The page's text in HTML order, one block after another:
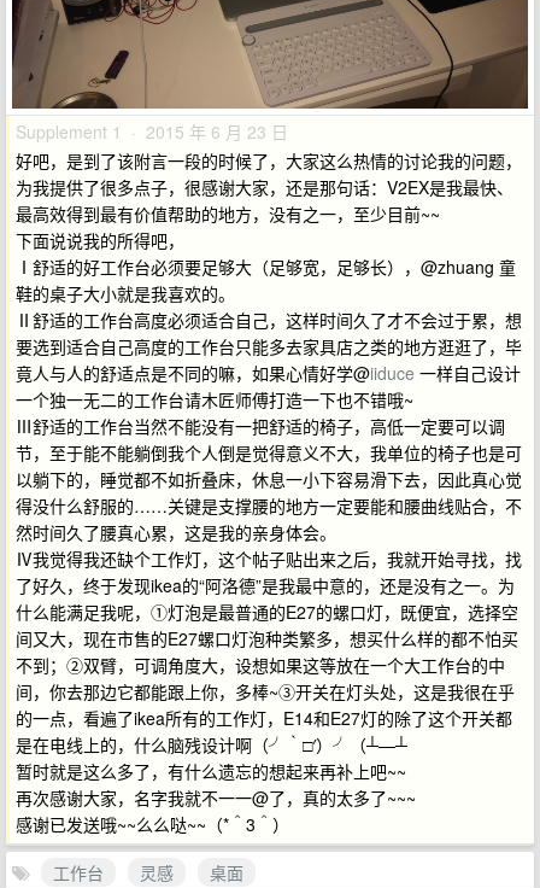
Supplement 1 · 2015 年 6 月 23 日
好吧，是到了该附言一段的时候了，大家这么热情的讨论我的问题，
为我提供了很多点子，很感谢大家，还是那句话：V2EX是我最快、
最高效得到最有价值帮助的地方，没有之一，至少目前~~
下面说说我的所得吧，
Ⅰ舒适的好工作台必须要足够大（足够宽，足够长），@zhuang 童
鞋的桌子大小就是我喜欢的。
Ⅱ舒适的工作台高度必须适合自己，这样时间久了才不会过于累，想
要选到适合自己高度的工作台只能多去家具店之类的地方逛逛了，毕
竟人与人的舒适点是不同的嘛，如果心情好学@iiduce 一样自己设计
一个独一无二的工作台请木匠师傅打造一下也不错哦~
Ⅲ舒适的工作台当然不能没有一把舒适的椅子，高低一定要可以调
节，至于能不能躺倒我个人倒是觉得意义不大，我单位的椅子也是可
以躺下的，睡觉都不如折叠床，休息一小下容易滑下去，因此真心觉
得没什么舒服的……关键是支撑腰的地方一定要能和腰曲线贴合，不
然时间久了腰真心累，这是我的亲身体会。
Ⅳ我觉得我还缺个工作灯，这个帖子贴出来之后，我就开始寻找，找
了好久，终于发现ikea的“阿洛德”是我最中意的，还是没有之一。为
什么能满足我呢，①灯泡是最普通的E27的螺口灯，既便宜，选择空
间又大，现在市售的E27螺口灯泡种类繁多，想买什么样的都不怕买
不到；②双臂，可调角度大，设想如果这等放在一个大工作台的中
间，你去那边它都能跟上你，多棒~③开关在灯头处，这是我很在乎
的一点，看遍了ikea所有的工作灯，E14和E27灯的除了这个开关都
是在电线上的，什么脑残设计啊（╯｀□′）╯（┴—┴
暂时就是这么多了，有什么遗忘的想起来再补上吧~~
再次感谢大家，名字我就不一一@了，真的太多了~~~
感谢已发送哦~~么么哒~~（*＾3＾）
工作台
灵感
桌面